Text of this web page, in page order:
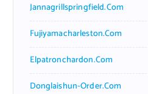
Jannagrillspringfield.com
Fujiyamacharleston.com
Elpatronchardon.com
Donglaishun-Order.com